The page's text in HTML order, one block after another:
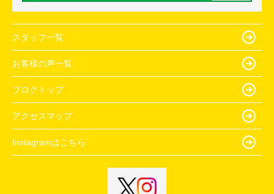
スタッフ一覧
お客様の声一覧
ブログトップ
アクセスマップ
Instagramはこちら